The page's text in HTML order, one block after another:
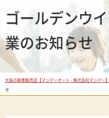
ゴールデンウ
業のお知らせ
大阪の新車販売店【マンデーオート - 株式会社マンデー】
せ